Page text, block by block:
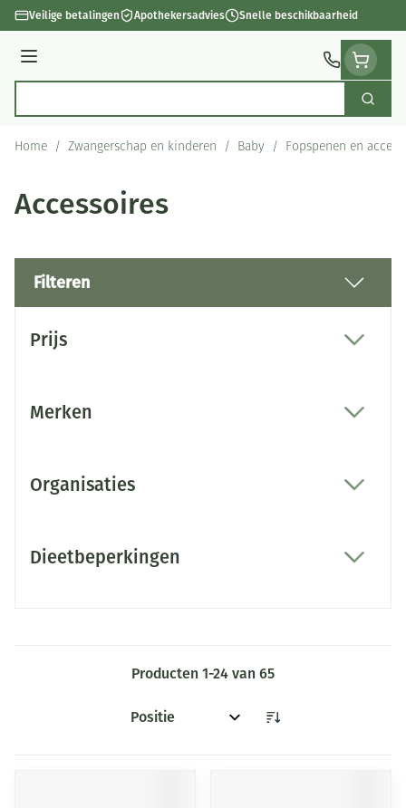
Ga naar de inhoud
Veilige betalingen Apothekersadvies Snelle beschikbaarheid
Menu
Zoek
Home / Zwangerschap en kinderen / Baby / Fopspenen en
Accessoires
Filteren
Prijs
Merken
Organisaties
Dieetbeperkingen
Producten 1-24 van 65
Sorteer op: